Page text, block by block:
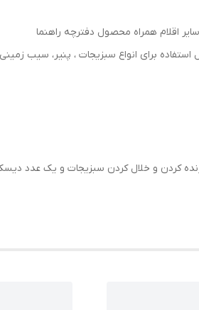
اقلام همراه محصول دفترچه راهنما
استفاده برای انواع سبزیجات ، پنیر، سیب
کردن و خلال کردن سبزیجات و یک عدد